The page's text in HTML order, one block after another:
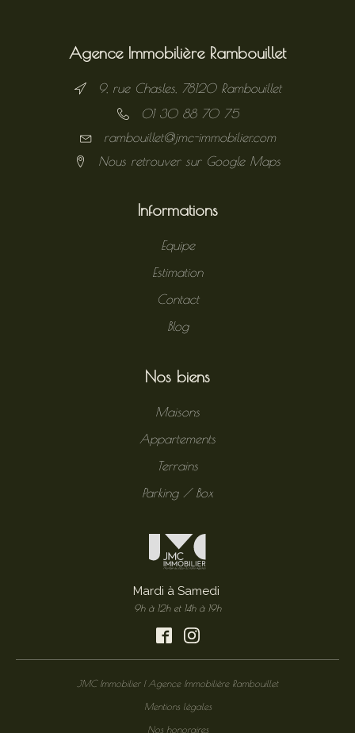
Agence Immobilière Rambouillet
9, rue Chasles, 78120 Rambouillet
01 30 88 70 75
rambouillet@jmc-immobilier.com
Nous retrouver sur Google Maps
Informations
Equipe
Estimation
Contact
Blog
Nos biens
Maisons
Appartements
Terrains
Parking / Box
Mardi à Samedi
9h à 12h et 14h à 19h
JMC Immobilier | Agence Immobilière Rambouillet
Mentions légales
Nos honoraires